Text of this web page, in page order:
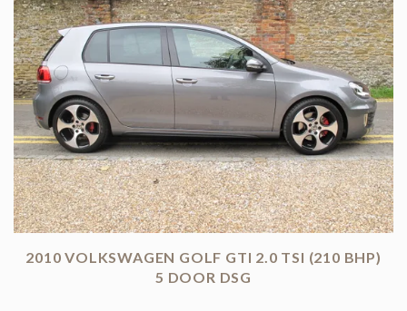
2010 VOLKSWAGEN GOLF GTI 2.0 TSI (210 BHP)
5 DOOR DSG